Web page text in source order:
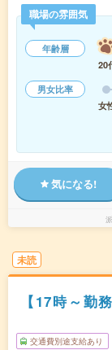
職場の雰囲気
年齢層
20
男女比率
女
気になる!
未読
【17時～
交通費別途支給あり